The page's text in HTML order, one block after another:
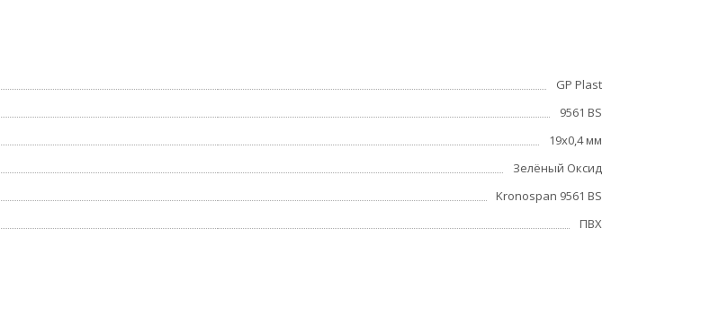
GP Plast
9561 BS
19x0,4 мм
Зелёный Оксид
Kronospan 9561 BS
ПВХ